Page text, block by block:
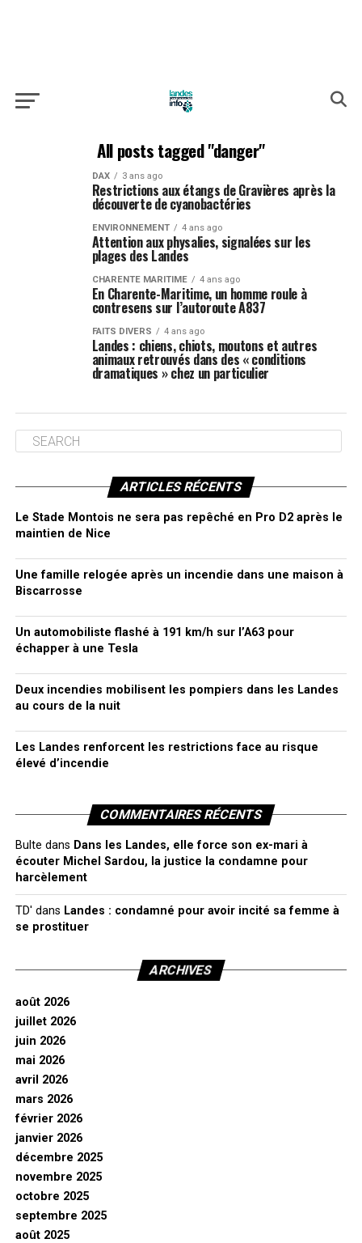
All posts tagged "danger"
DAX 3 ans ago
Restrictions aux étangs de Gravières après la
découverte de cyanobactéries
ENVIRONNEMENT 4 ans ago
Attention aux physalies, signalées sur les
plages des Landes
CHARENTE MARITIME 4 ans ago
En Charente-Maritime, un homme roule à
contresens sur l’autoroute A837
FAITS DIVERS 4 ans ago
Landes : chiens, chiots, moutons et autres
animaux retrouvés dans des « conditions
dramatiques » chez un particulier
ARTICLES RÉCENTS
Le Stade Montois ne sera pas repêché en Pro D2 après le
maintien de Nice
Une famille relogée après un incendie dans une maison à
Biscarrosse
Un automobiliste flashé à 191 km/h sur l’A63 pour
échapper à une Tesla
Deux incendies mobilisent les pompiers dans les Landes
au cours de la nuit
Les Landes renforcent les restrictions face au risque
élevé d’incendie
COMMENTAIRES RÉCENTS
Bulte dans Dans les Landes, elle force son ex-mari à
écouter Michel Sardou, la justice la condamne pour
harcèlement
TD' dans Landes : condamné pour avoir incité sa femme à
se prostituer
ARCHIVES
août 2026
juillet 2026
juin 2026
mai 2026
avril 2026
mars 2026
février 2026
janvier 2026
décembre 2025
novembre 2025
octobre 2025
septembre 2025
août 2025